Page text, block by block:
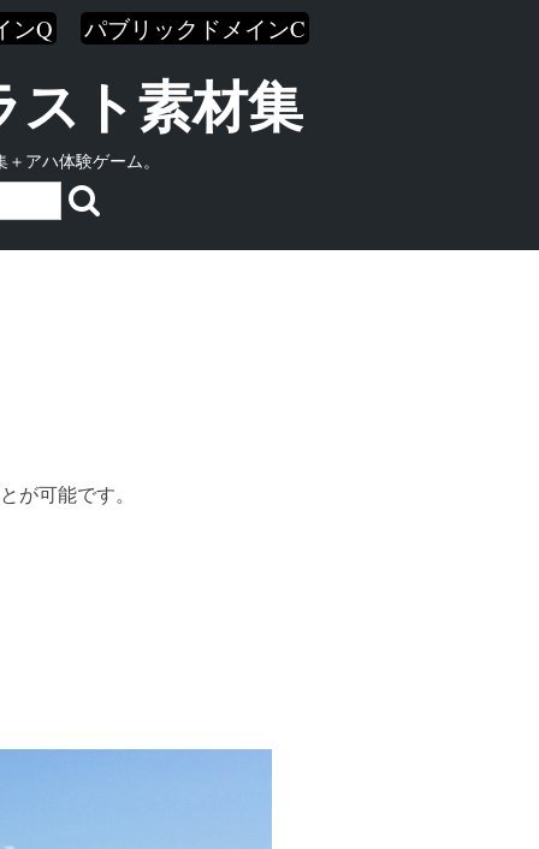
ンQ パブリックドメインC
スト素材集
アハ体験ゲーム。
が可能です。